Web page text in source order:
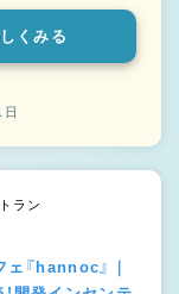
くみる
ラン
『hannoc』｜